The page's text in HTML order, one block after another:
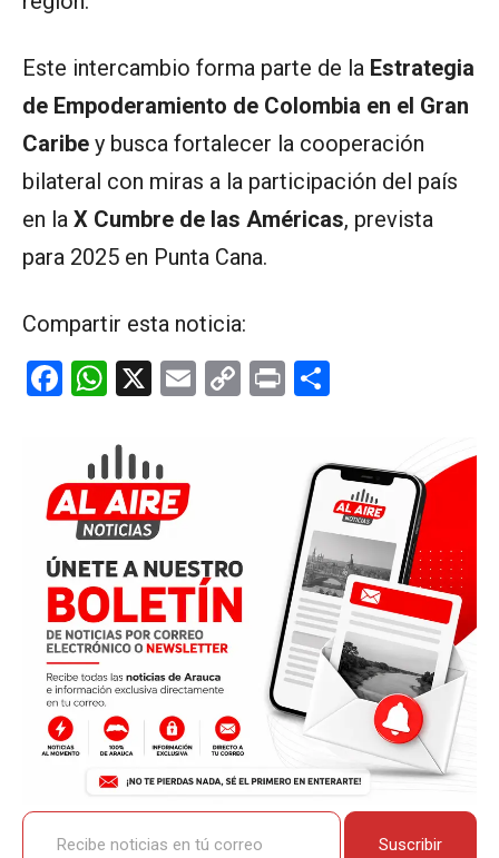
Este intercambio forma parte de la Estrategia
de Empoderamiento de Colombia en el Gran
Caribe y busca fortalecer la cooperación
bilateral con miras a la participación del país
en la X Cumbre de las Américas, prevista
para 2025 en Punta Cana.
Compartir esta noticia:
F
b
o
o
k
W
at
s
A
p
p
X
E
C
k
Pr
p
ar
tir
Recibe noticias en tú correo
Suscribir